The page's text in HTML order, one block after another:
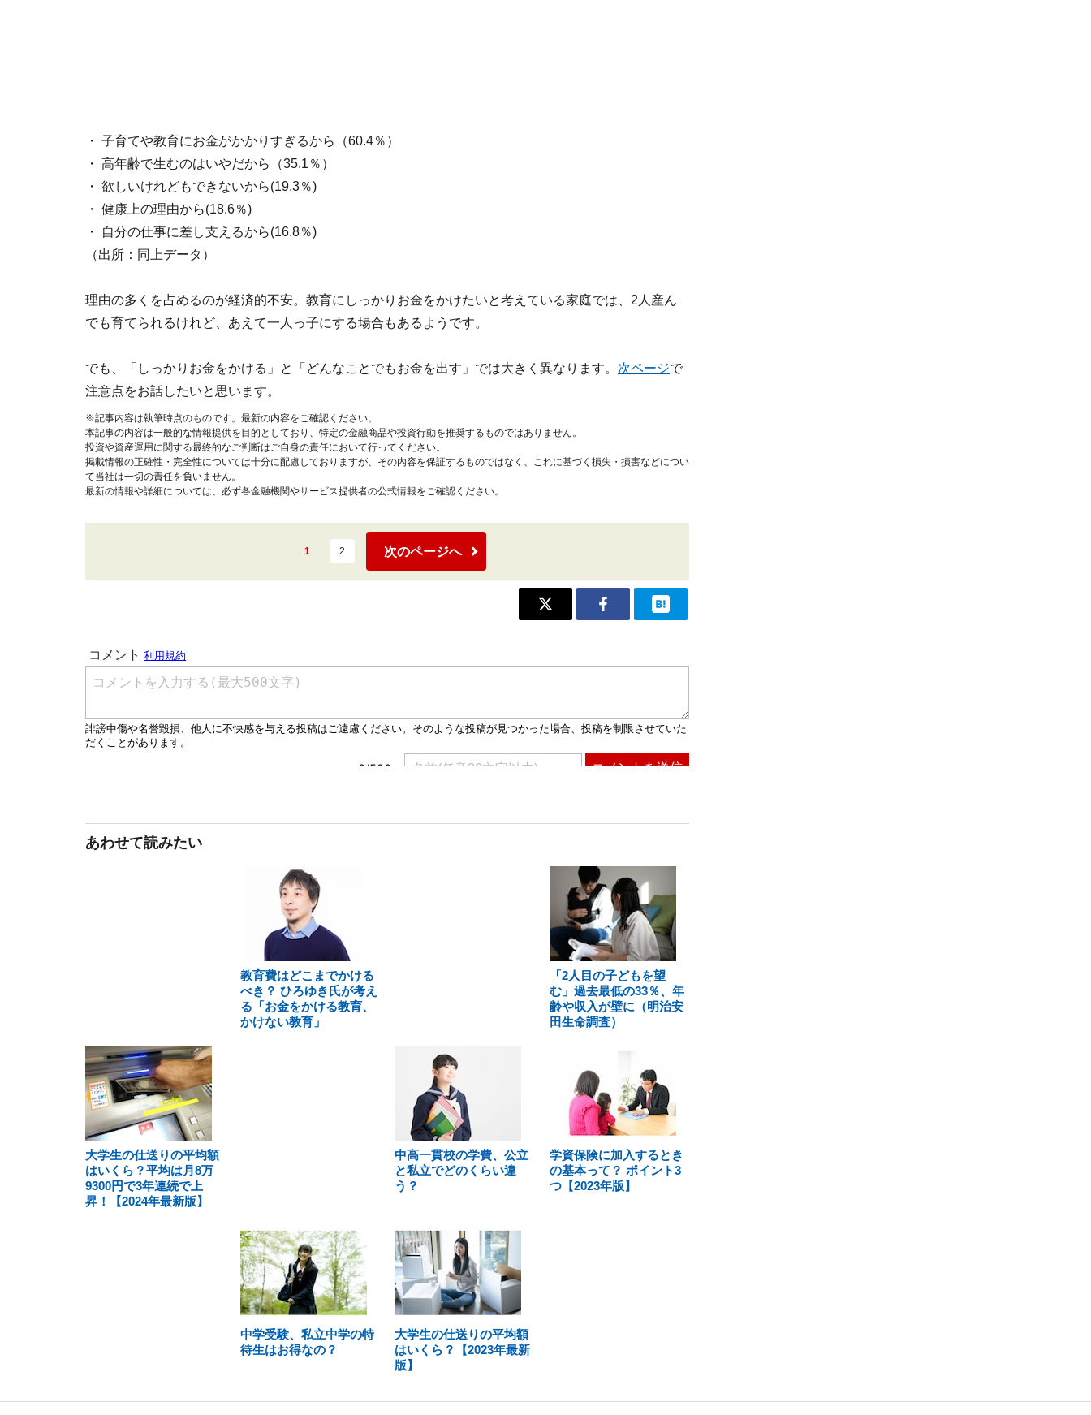
・ 子育てや教育にお金がかかりすぎるから（60.4％）
・ 高年齢で生むのはいやだから（35.1％）
・ 欲しいけれどもできないから(19.3％)
・ 健康上の理由から(18.6％)
・ 自分の仕事に差し支えるから(16.8％)
（出所：同上データ）
理由の多くを占めるのが経済的不安。教育にしっかりお金をかけたいと考えている家庭では、2人産ん
でも育てられるけれど、あえて一人っ子にする場合もあるようです。
でも、「しっかりお金をかける」と「どんなことでもお金を出す」では大きく異なります。 次ページで
注意点をお話したいと思います。
※記事内容は執筆時点のものです。最新の内容をご確認ください。
本記事の内容は一般的な情報提供を目的としており、特定の金融商品や投資行動を推奨するものではありません。
投資や資産運用に関する最終的なご判断はご自身の責任において行ってください。
掲載情報の正確性・完全性については十分に配慮しておりますが、その内容を保証するものではなく、これに基づく損失・損害などについ
て当社は一切の責任を負いません。
最新の情報や詳細については、必ず各金融機関やサービス提供者の公式情報をご確認ください。
1 2 次のページへ
あわせて読みたい
教育費はどこまでかける
べき？ ひろゆき氏が考え
る「お金をかける教育、
かけない教育」
「2人目の子どもを望
む」過去最低の33％、年
齢や収入が壁に（明治安
田生命調査）
大学生の仕送りの平均額
はいくら？平均は月8万
9300円で3年連続で上
昇！【2024年最新版】
中高一貫校の学費、公立
と私立でどのくらい違
う？
学資保険に加入するとき
の基本って？ ポイント3
つ【2023年版】
中学受験、私立中学の特
待生はお得なの？
大学生の仕送りの平均額
はいくら？【2023年最新
版】